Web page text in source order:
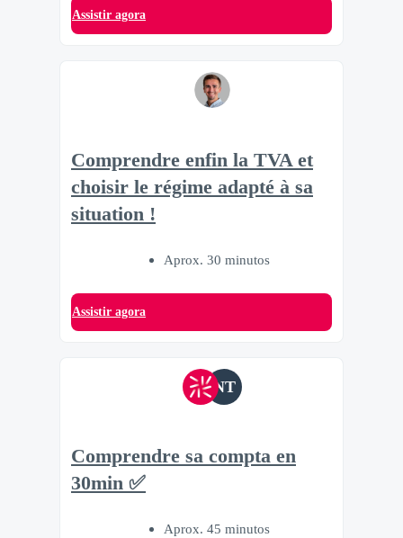
Assistir agora
Comprendre enfin la TVA et
choisir le régime adapté à sa
situation !
Aprox. 30 minutos
Assistir agora
NT
Comprendre sa compta en
30min ✅
Aprox. 45 minutos